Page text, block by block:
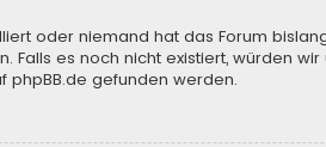
oder niemand hat das Forum
es noch nicht existiert, würden
phpBB.de gefunden werden.